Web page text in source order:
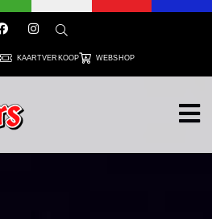
KAARTVERKOOP WEBSHOP